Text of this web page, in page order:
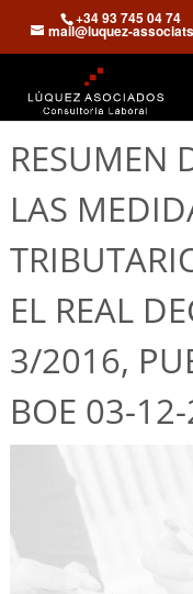
+34 93 745 04 74
mail@luquez-
RESUMEN
LAS
EL REAL
3/2016,
BOE 03-